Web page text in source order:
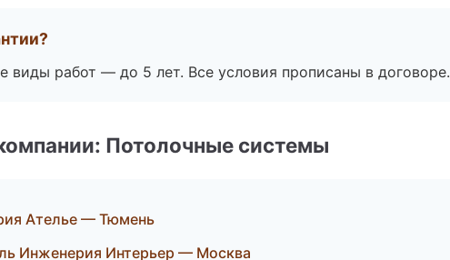
виды работ — до 5 лет. Все условия прописаны в договоре.
Потолочные системы
Ателье — Тюмень
Инженерия Интерьер — Москва